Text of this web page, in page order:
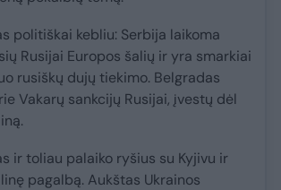
politiškai kebliu: Serbija laikoma
Rusijai Europos šalių ir yra smarkiai
rusiškų dujų tiekimo. Belgradas
Vakarų sankcijų Rusijai, įvestų dėl
ir toliau palaiko ryšius su Kyjivu ir
pagalbą. Aukštas Ukrainos